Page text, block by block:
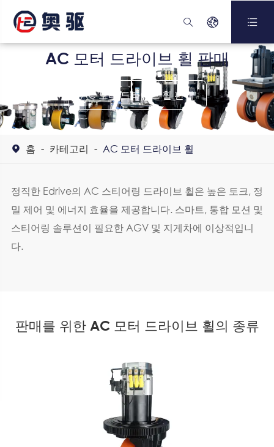
  
AC 모터 드라이브 휠 판매
AC 모터 드라이브 휠 판매
 홈 카테고리 AC 모터 드라이브 휠
정직한 Edrive의 AC 스티어링 드라이브 휠은 높은 토크, 정
밀 제어 및 에너지 효율을 제공합니다. 스마트, 통합 모션 및
스티어링 솔루션이 필요한 AGV 및 지게차에 이상적입니
다.
판매를 위한 AC 모터 드라이브 휠의 종류